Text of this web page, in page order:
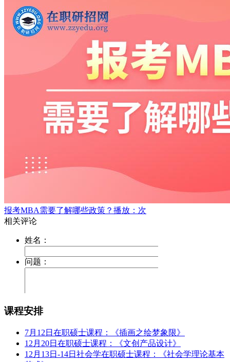
报考MBA需要了解哪些政策？ 播放：次
课程安排
7月12日在职硕士课程：《插画之绘梦象限》
12月20日在职硕士课程：《文创产品设计》
12月13日-14日社会学在职硕士课程：《社会学理论基本